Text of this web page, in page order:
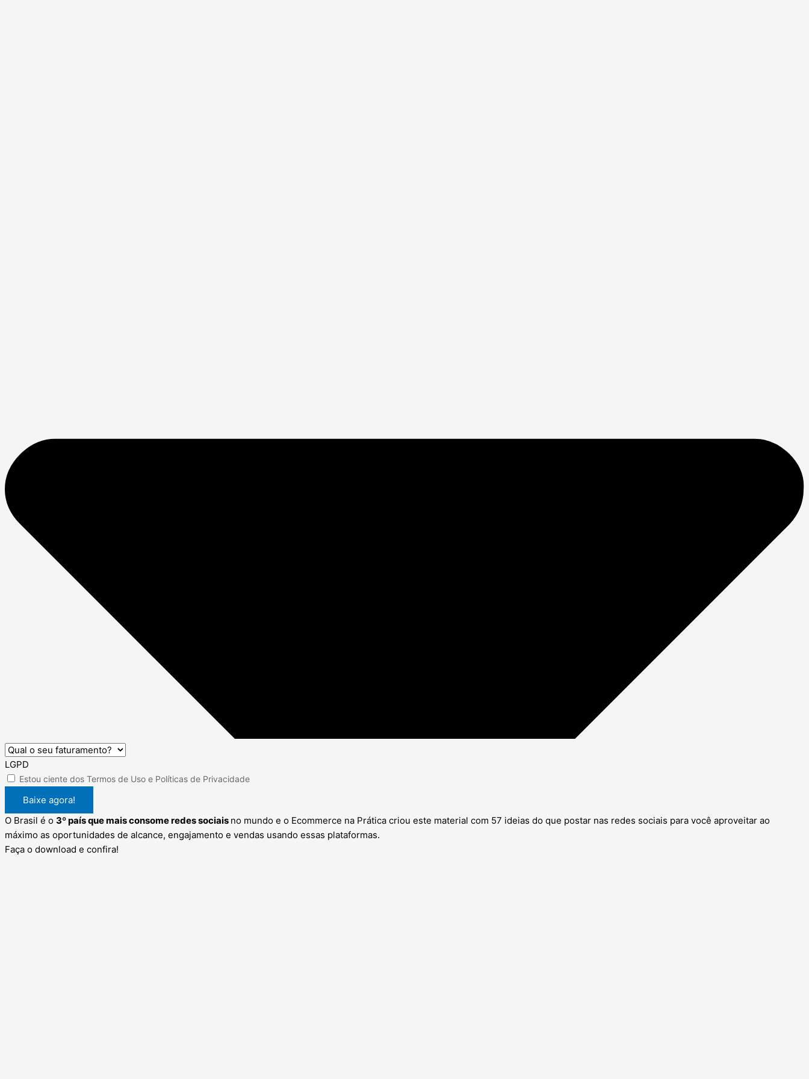
LGPD
Estou ciente dos Termos de Uso e Políticas de Privacidade
Baixe agora!
O Brasil é o 3º país que mais consome redes sociais no mundo e o Ecommerce na Prática criou este material com 57 ideias do que postar nas redes sociais para você aproveitar ao
máximo as oportunidades de alcance, engajamento e vendas usando essas plataformas.
Faça o download e confira!